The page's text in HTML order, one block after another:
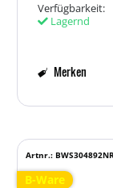
Verfügbarkeit:
Lagernd
Merken
B-Ware
Artnr.: